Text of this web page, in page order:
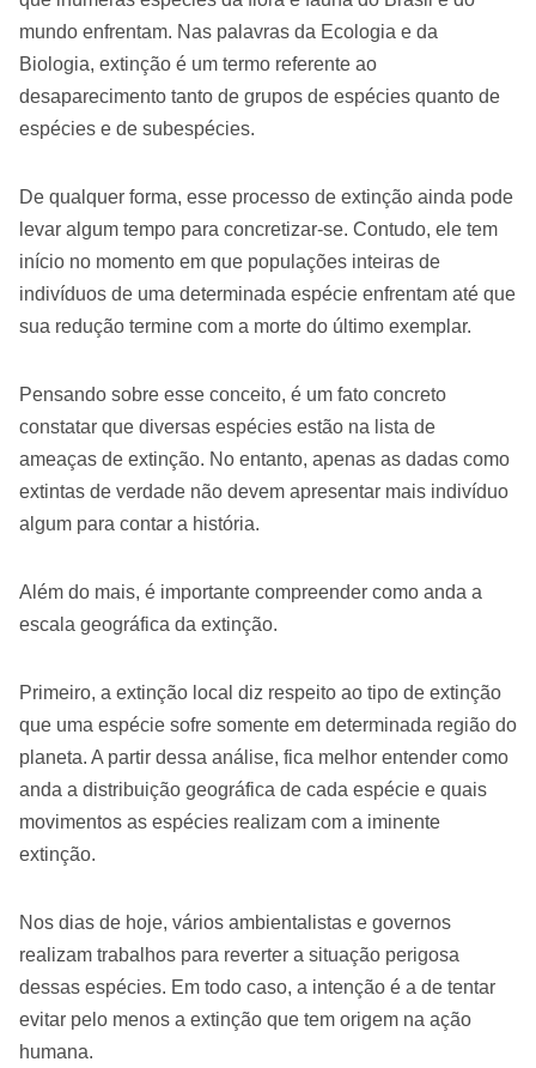
mundo enfrentam. Nas palavras da Ecologia e da
Biologia, extinção é um termo referente ao
desaparecimento tanto de grupos de espécies quanto de
espécies e de subespécies.
De qualquer forma, esse processo de extinção ainda pode
levar algum tempo para concretizar-se. Contudo, ele tem
início no momento em que populações inteiras de
indivíduos de uma determinada espécie enfrentam até que
sua redução termine com a morte do último exemplar.
Pensando sobre esse conceito, é um fato concreto
constatar que diversas espécies estão na lista de
ameaças de extinção. No entanto, apenas as dadas como
extintas de verdade não devem apresentar mais indivíduo
algum para contar a história.
Além do mais, é importante compreender como anda a
escala geográfica da extinção.
Primeiro, a extinção local diz respeito ao tipo de extinção
que uma espécie sofre somente em determinada região do
planeta. A partir dessa análise, fica melhor entender como
anda a distribuição geográfica de cada espécie e quais
movimentos as espécies realizam com a iminente
extinção.
Nos dias de hoje, vários ambientalistas e governos
realizam trabalhos para reverter a situação perigosa
dessas espécies. Em todo caso, a intenção é a de tentar
evitar pelo menos a extinção que tem origem na ação
humana.